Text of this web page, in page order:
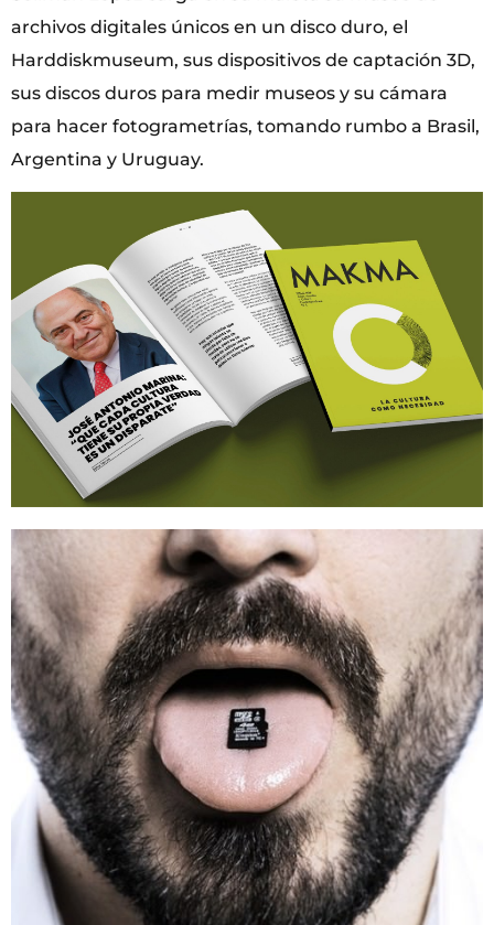
archivos digitales únicos en un disco duro, el
Harddiskmuseum, sus dispositivos de captación 3D,
sus discos duros para medir museos y su cámara
para hacer fotogrametrías, tomando rumbo a Brasil,
Argentina y Uruguay.